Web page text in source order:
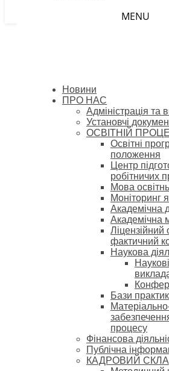
MENU
Новини
ПРО НАС
Адміністрація та
Установчі
ОСВІТНІЙ
Освітні
положення
Центр
робітничих
Мова
Моніторинг
Академічна
Академічна
Ліцензійний
фактичний
Наукова
Бази практик
процесу
Фінансова
Публічна
КАДРОВИЙ